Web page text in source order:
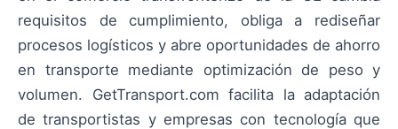
requisitos de cumplimiento, obliga a rediseñar
procesos logísticos y abre oportunidades de ahorro
en transporte mediante optimización de peso y
volumen. GetTransport.com facilita la adaptación
de transportistas y empresas con tecnología que